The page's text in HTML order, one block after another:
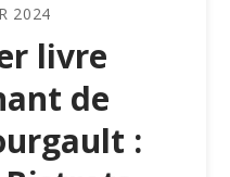
2024
livre
de
: